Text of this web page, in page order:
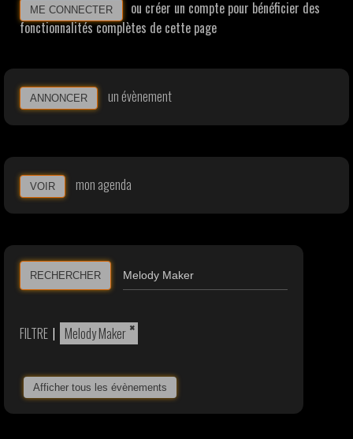
ME CONNECTER
ou créer un compte pour bénéficier des
fonctionnalités complètes de cette page
ANNONCER un évènement
VOIR mon agenda
RECHERCHER
FILTRE | ×
Melody Maker
Afficher tous les évènements